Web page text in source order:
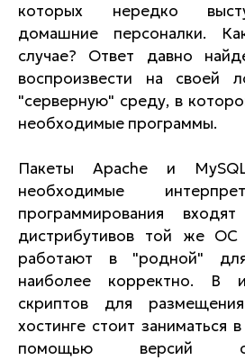
которых нередко
домашние персоналки.
случае? Ответ давно
воспроизвести на своей
"серверную" среду, в
необходимые программы.
Пакеты Apache и
необходимые
программирования
дистрибутивов той же
работают в "родной"
наиболее корректно. В
скриптов для
хостинге стоит
помощью версий